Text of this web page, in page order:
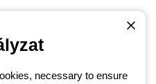
necessary to ensure